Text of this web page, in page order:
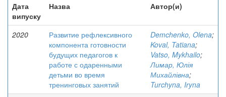
Дата
випуску
Назва Автор(и)
2020
Развитие рефлексивного
компонента готовности
будущих педагогов к
работе с одаренными
детьми во время
тренинговых занятий
Demchenko, Olena;
Koval, Tatiana;
Vatso, Mykhailo;
Лимар, Юлія
Михайлівна;
Turchyna, Iryna